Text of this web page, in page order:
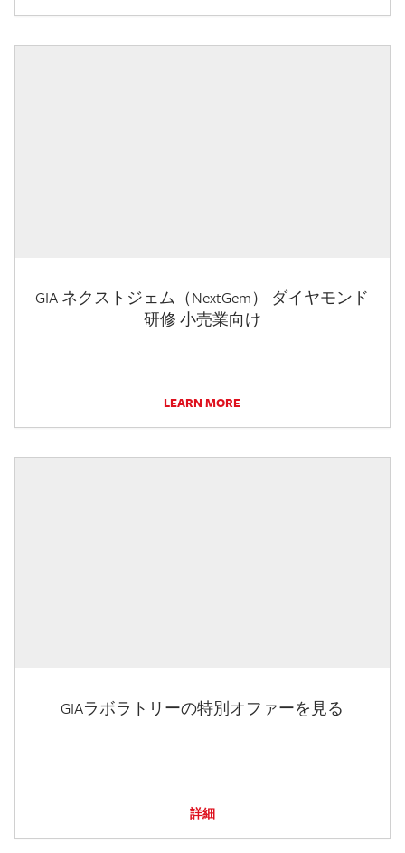
GIA ネクストジェム（NextGem） ダイヤモンド
研修 小売業向け
LEARN MORE
GIAラボラトリーの特別オファーを見る
詳細